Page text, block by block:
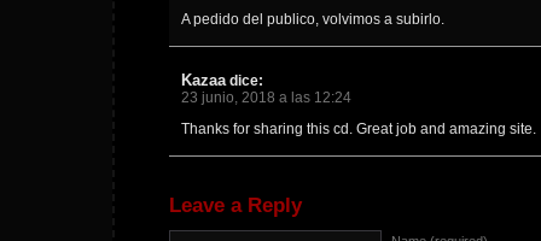
A pedido del publico, volvimos a subirlo.
Kazaa dice:
23 junio, 2018 a las 12:24
Thanks for sharing this cd. Great job and amazing site.
Leave a Reply